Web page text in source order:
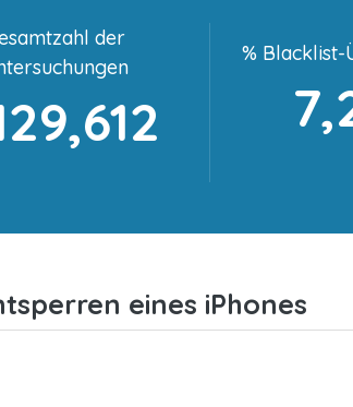
der
%
eines iPhones